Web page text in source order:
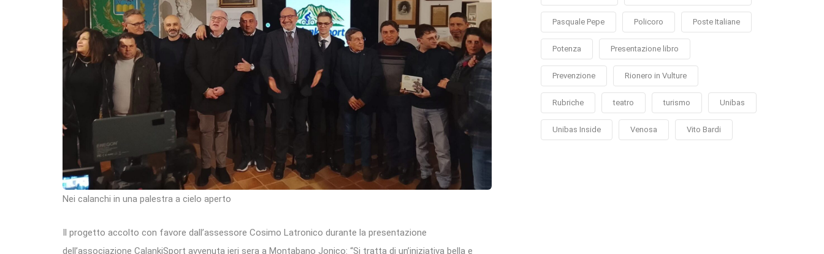
Nei calanchi in una palestra a cielo aperto
Il progetto accolto con favore dall’assessore Cosimo Latronico durante la presentazione
dell’associazione CalankiSport avvenuta ieri sera a Montabano Jonico: “Si tratta di un’iniziativa bella e
Pasquale Pepe Policoro Poste Italiane
Potenza Presentazione libro
Prevenzione Rionero in Vulture
Rubriche teatro turismo Unibas
Unibas Inside Venosa Vito Bardi